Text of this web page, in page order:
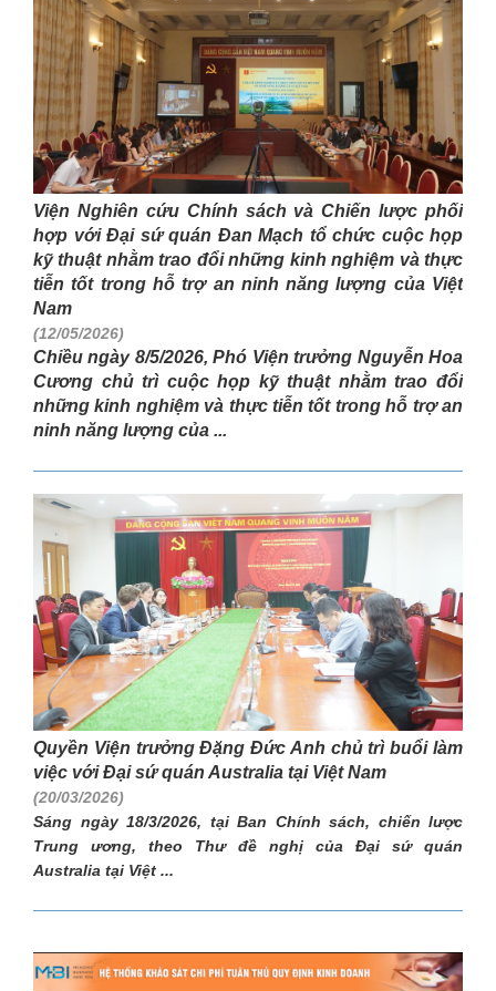
Viện Nghiên cứu Chính sách và Chiến lược phối
hợp với Đại sứ quán Đan Mạch tổ chức cuộc họp
kỹ thuật nhằm trao đổi những kinh nghiệm và thực
tiễn tốt trong hỗ trợ an ninh năng lượng của Việt
Nam
(12/05/2026)
Chiều ngày 8/5/2026, Phó Viện trưởng Nguyễn Hoa
Cương chủ trì cuộc họp kỹ thuật nhằm trao đổi
những kinh nghiệm và thực tiễn tốt trong hỗ trợ an
ninh năng lượng của ...
Quyền Viện trưởng Đặng Đức Anh chủ trì buổi làm
việc với Đại sứ quán Australia tại Việt Nam
(20/03/2026)
Sáng ngày 18/3/2026, tại Ban Chính sách, chiến lược
Trung ương, theo Thư đề nghị của Đại sứ quán
Australia tại Việt ...